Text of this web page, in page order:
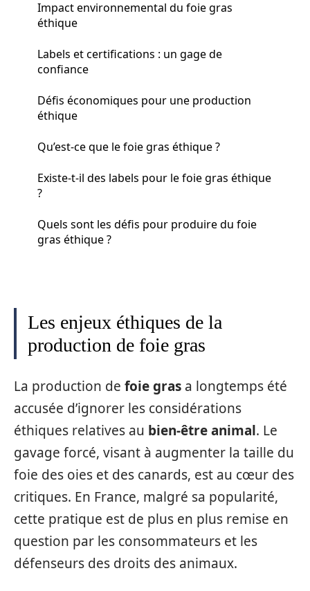
Impact environnemental du foie gras
éthique
Labels et certifications : un gage de
confiance
Défis économiques pour une production
éthique
Qu’est-ce que le foie gras éthique ?
Existe-t-il des labels pour le foie gras éthique
?
Quels sont les défis pour produire du foie
gras éthique ?
Les enjeux éthiques de la
production de foie gras
La production de foie gras a longtemps été
accusée d’ignorer les considérations
éthiques relatives au bien-être animal. Le
gavage forcé, visant à augmenter la taille du
foie des oies et des canards, est au cœur des
critiques. En France, malgré sa popularité,
cette pratique est de plus en plus remise en
question par les consommateurs et les
défenseurs des droits des animaux.